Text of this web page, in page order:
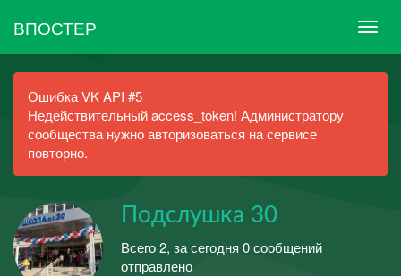
ВПОСТЕР
Ошибка VK API #5
Недействительный access_token! Администратору
сообщества нужно авторизоваться на сервисе
повторно.
Подслушка 30
Всего 2, за сегодня 0 сообщений
отправлено